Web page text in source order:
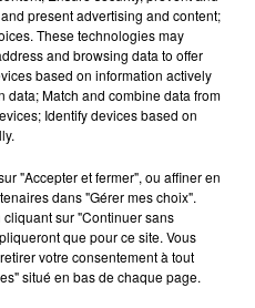
present advertising and content;
These technologies may
and browsing data to offer
based on information actively
Match and combine data from
Identify devices based on
"Accepter et fermer", ou affiner en
dans "Gérer mes choix".
sur "Continuer sans
que pour ce site. Vous
votre consentement à tout
situé en bas de chaque page.